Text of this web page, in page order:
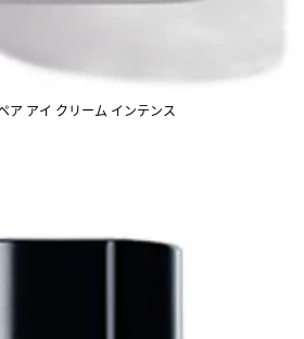
ア アイ クリーム インテンス